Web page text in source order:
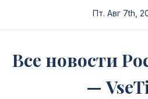
Пт. Авг 7th,
Все новости
—